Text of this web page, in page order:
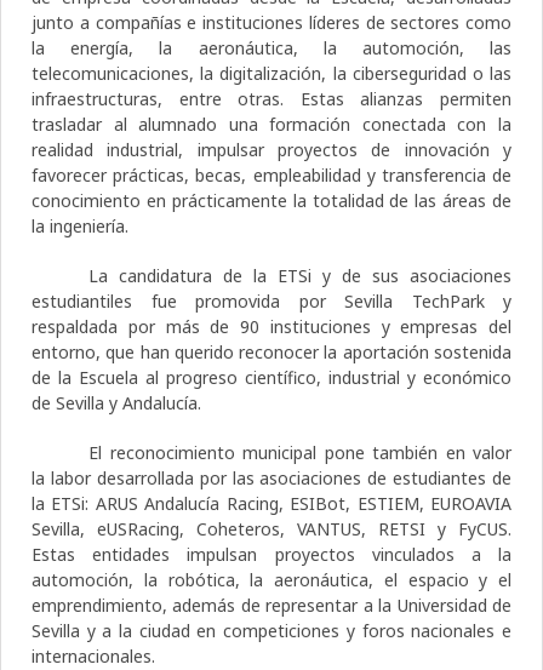
junto a compañías e instituciones líderes de sectores como
la energía, la aeronáutica, la automoción, las
telecomunicaciones, la digitalización, la ciberseguridad o las
infraestructuras, entre otras. Estas alianzas permiten
trasladar al alumnado una formación conectada con la
realidad industrial, impulsar proyectos de innovación y
favorecer prácticas, becas, empleabilidad y transferencia de
conocimiento en prácticamente la totalidad de las áreas de
la ingeniería.
La candidatura de la ETSi y de sus asociaciones
estudiantiles fue promovida por Sevilla TechPark y
respaldada por más de 90 instituciones y empresas del
entorno, que han querido reconocer la aportación sostenida
de la Escuela al progreso científico, industrial y económico
de Sevilla y Andalucía.
El reconocimiento municipal pone también en valor
la labor desarrollada por las asociaciones de estudiantes de
la ETSi: ARUS Andalucía Racing, ESIBot, ESTIEM, EUROAVIA
Sevilla, eUSRacing, Coheteros, VANTUS, RETSI y FyCUS.
Estas entidades impulsan proyectos vinculados a la
automoción, la robótica, la aeronáutica, el espacio y el
emprendimiento, además de representar a la Universidad de
Sevilla y a la ciudad en competiciones y foros nacionales e
internacionales.